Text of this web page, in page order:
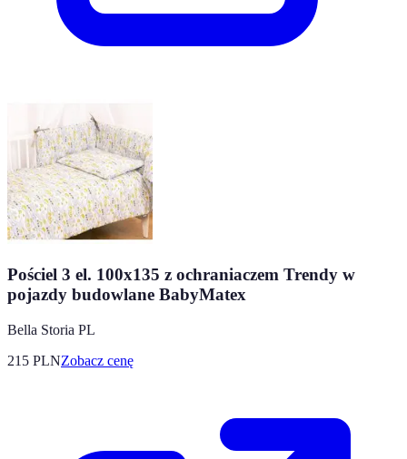
Pościel 3 el. 100x135 z ochraniaczem Trendy w
pojazdy budowlane BabyMatex
Bella Storia PL
215 PLNZobacz cenę